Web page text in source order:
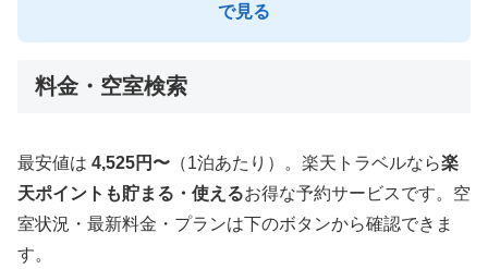
で見る
料金・空室検索
最安値は 4,525円〜 （1泊あたり）。楽天トラベルなら楽
天ポイントも貯まる・使えるお得な予約サービスです。空
室状況・最新料金・プランは下のボタンから確認できま
す。